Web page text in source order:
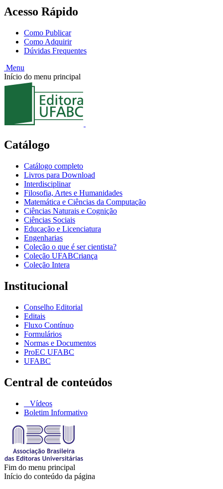
Acesso Rápido
Como Publicar
Como Adquirir
Dúvidas Frequentes
Menu
Início do menu principal
Catálogo
Catálogo completo
Livros para Download
Interdisciplinar
Filosofia, Artes e Humanidades
Matemática e Ciências da Computação
Ciências Naturais e Cognição
Ciências Sociais
Educação e Licenciatura
Engenharias
Coleção o que é ser cientista?
Coleção UFABCriança
Coleção Intera
Institucional
Conselho Editorial
Editais
Fluxo Contínuo
Formulários
Normas e Documentos
ProEC UFABC
UFABC
Central de conteúdos
Vídeos
Boletim Informativo
Fim do menu principal
Início do conteúdo da página